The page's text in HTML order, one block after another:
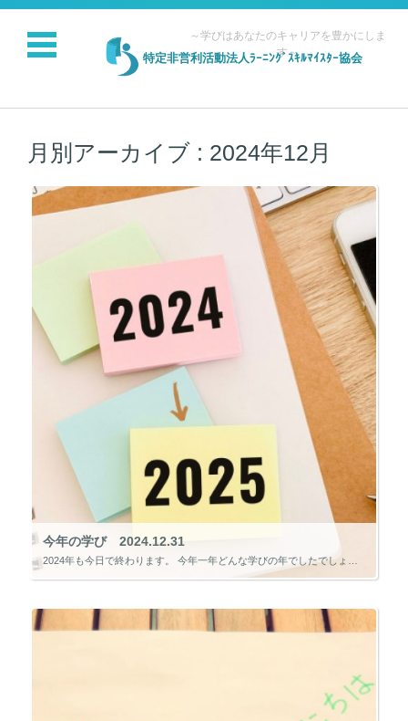
特定非営利活動法人ﾗｰﾆﾝｸﾞｽｷﾙﾏｲｽﾀｰ協会
～学びはあなたのキャリアを豊かにしま
す～
コンテンツに移動
月別アーカイブ : 2024年12月
今年の学び 2024.12.31
2024年も今日で終わります。 今年一年どんな学びの年でしたでしょうか。 私は今年、中小企業診断士試験にチャレンジしました。 長年、支援機関の仕事をしてきた中で、中小企業診断士の資格を持っていれば仕事でとても役に立ちます […]